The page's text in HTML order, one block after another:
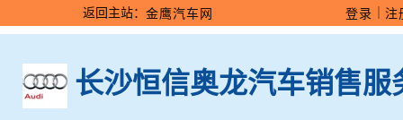
返回主站：金鹰汽车网 登录 注
长沙恒信奥龙汽车销售服